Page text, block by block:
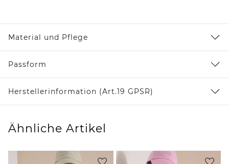
Material und Pflege
Passform
Herstellerinformation (Art.19 GPSR)
Ähnliche Artikel